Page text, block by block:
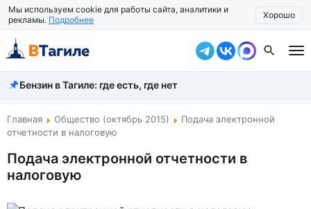
Мы используем cookie для работы сайта, аналитики и
рекламы. Подробнее Хорошо
Все новости
Происшествия
Власть
Жизнь
Бензин в Тагиле: где есть, где нет
Главная Общество (октябрь 2015)
Подача электронной
отчетности в налоговую
Подача электронной отчетности в
налоговую